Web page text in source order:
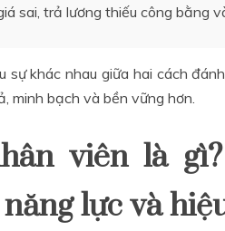
sai, trả lương thiếu công bằng
sự khác nhau giữa hai cách
minh bạch và bền vững hơn.
viên là
lực và